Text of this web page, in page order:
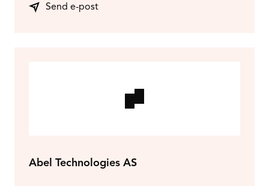
Send e-post
Abel Technologies AS